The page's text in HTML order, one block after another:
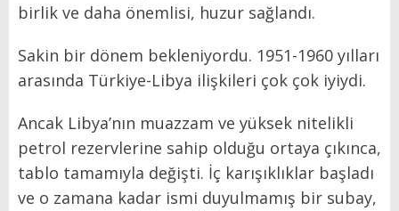
birlik ve daha önemlisi, huzur sağlandı.
Sakin bir dönem bekleniyordu. 1951-1960 yılları
arasında Türkiye-Libya ilişkileri çok çok iyiydi.
Ancak Libya’nın muazzam ve yüksek nitelikli
petrol rezervlerine sahip olduğu ortaya çıkınca,
tablo tamamıyla değişti. İç karışıklıklar başladı
ve o zamana kadar ismi duyulmamış bir subay,